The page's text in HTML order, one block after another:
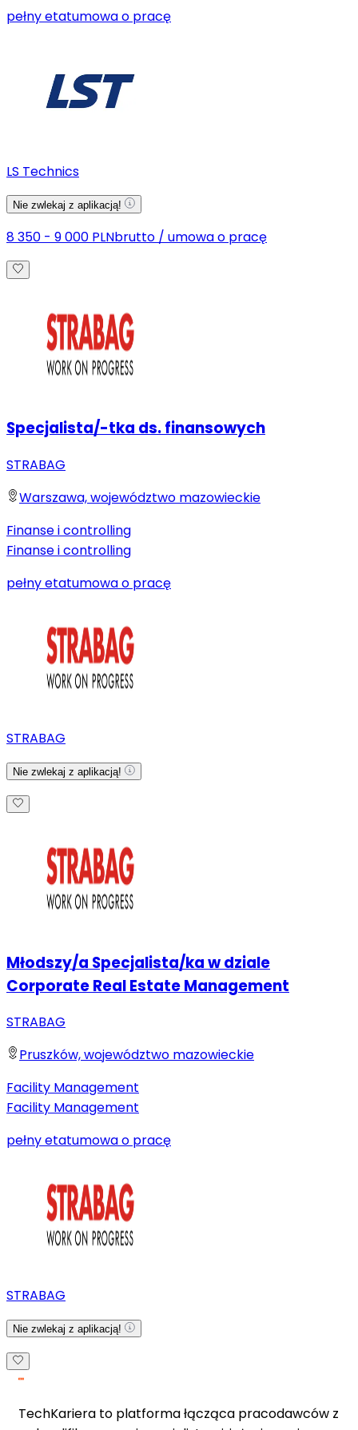
pełny etatumowa o pracę
LS Technics
Nie zwlekaj z aplikacją!
8 350 - 9 000 PLNbrutto / umowa o pracę
Specjalista/-tka ds. finansowych
STRABAG
Warszawa, województwo mazowieckie
Finanse i controlling
Finanse i controlling
pełny etatumowa o pracę
STRABAG
Nie zwlekaj z aplikacją!
Młodszy/a Specjalista/ka w dziale
Corporate Real Estate Management
STRABAG
Pruszków, województwo mazowieckie
Facility Management
Facility Management
pełny etatumowa o pracę
STRABAG
Nie zwlekaj z aplikacją!
TechKariera to platforma łącząca pracodawców z